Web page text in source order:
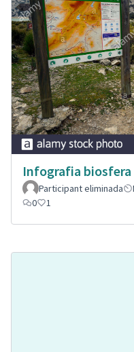
Infografia biosfera
Participant eliminada
0
1